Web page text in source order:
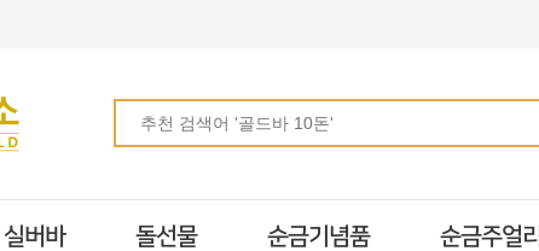
실버바 돌선물 순금기념품 순금주얼리